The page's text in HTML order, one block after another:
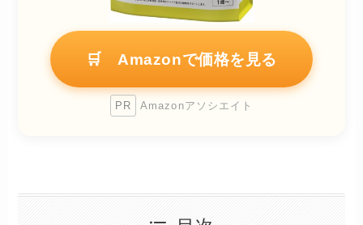
🛒 Amazonで価格を見る
PR Amazonアソシエイト